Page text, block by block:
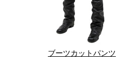
ブーツカットパンツ